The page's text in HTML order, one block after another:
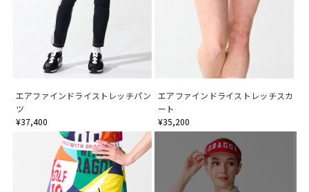
エアファインドライストレッチパン
ツ
¥37,400
エアファインドライストレッチスカ
ート
¥35,200